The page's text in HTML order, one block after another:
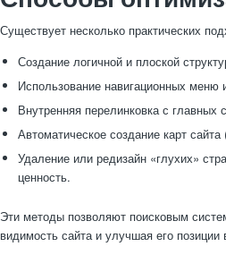
Существует несколько практических
Создание логичной и плоской
Использование навигационных
Внутренняя перелинковка с главных
Автоматическое создание карт
Удаление или редизайн «глухих»
ценность.
Эти методы позволяют поисковым
видимость сайта и улучшая его позиции